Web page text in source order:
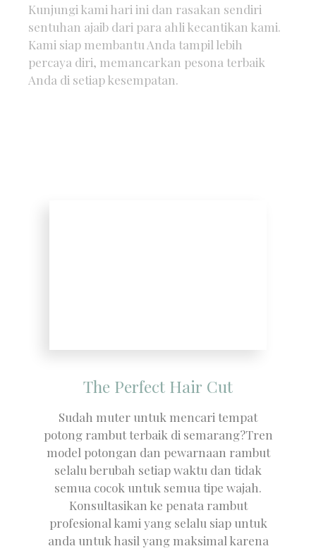
Kunjungi kami hari ini dan rasakan sendiri
sentuhan ajaib dari para ahli kecantikan kami.
Kami siap membantu Anda tampil lebih
percaya diri, memancarkan pesona terbaik
Anda di setiap kesempatan.
The Perfect Hair Cut
Sudah muter untuk mencari tempat
potong rambut terbaik di semarang?Tren
model potongan dan pewarnaan rambut
selalu berubah setiap waktu dan tidak
semua cocok untuk semua tipe wajah.
Konsultasikan ke penata rambut
profesional kami yang selalu siap untuk
anda untuk hasil yang maksimal karena